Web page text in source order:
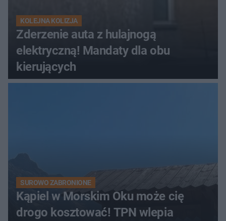
KOLEJNA KOLIZJA
Zderzenie auta z hulajnogą
elektryczną! Mandaty dla obu
kierujących
SUROWO ZABRONIONE
Kąpiel w Morskim Oku może cię
drogo kosztować! TPN wlepia